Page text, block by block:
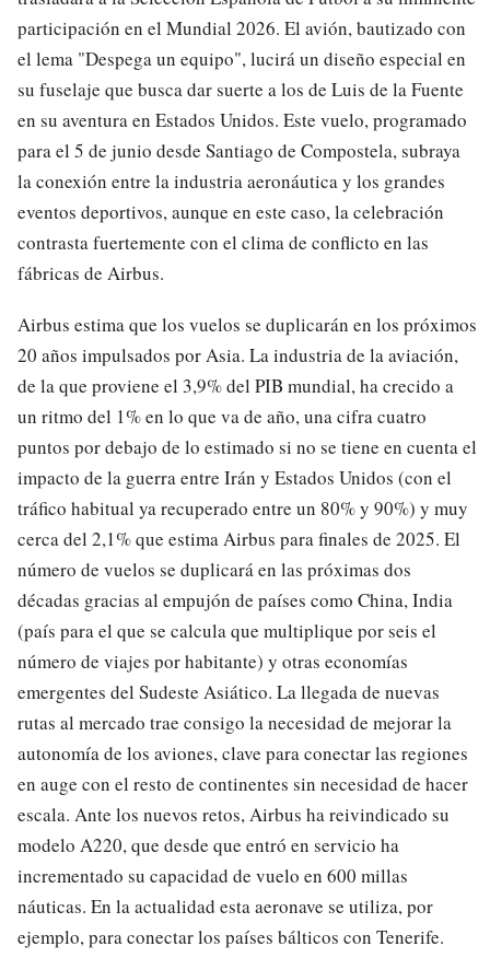
participación en el Mundial 2026. El avión, bautizado con
el lema "Despega un equipo", lucirá un diseño especial en
su fuselaje que busca dar suerte a los de Luis de la Fuente
en su aventura en Estados Unidos. Este vuelo, programado
para el 5 de junio desde Santiago de Compostela, subraya
la conexión entre la industria aeronáutica y los grandes
eventos deportivos, aunque en este caso, la celebración
contrasta fuertemente con el clima de conflicto en las
fábricas de Airbus.
Airbus estima que los vuelos se duplicarán en los próximos
20 años impulsados por Asia. La industria de la aviación,
de la que proviene el 3,9% del PIB mundial, ha crecido a
un ritmo del 1% en lo que va de año, una cifra cuatro
puntos por debajo de lo estimado si no se tiene en cuenta el
impacto de la guerra entre Irán y Estados Unidos (con el
tráfico habitual ya recuperado entre un 80% y 90%) y muy
cerca del 2,1% que estima Airbus para finales de 2025. El
número de vuelos se duplicará en las próximas dos
décadas gracias al empujón de países como China, India
(país para el que se calcula que multiplique por seis el
número de viajes por habitante) y otras economías
emergentes del Sudeste Asiático. La llegada de nuevas
rutas al mercado trae consigo la necesidad de mejorar la
autonomía de los aviones, clave para conectar las regiones
en auge con el resto de continentes sin necesidad de hacer
escala. Ante los nuevos retos, Airbus ha reivindicado su
modelo A220, que desde que entró en servicio ha
incrementado su capacidad de vuelo en 600 millas
náuticas. En la actualidad esta aeronave se utiliza, por
ejemplo, para conectar los países bálticos con Tenerife.